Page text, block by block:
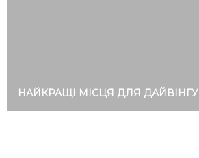
НАЙКРАЩІ МІСЦЯ ДЛЯ ДАЙВІНГУ